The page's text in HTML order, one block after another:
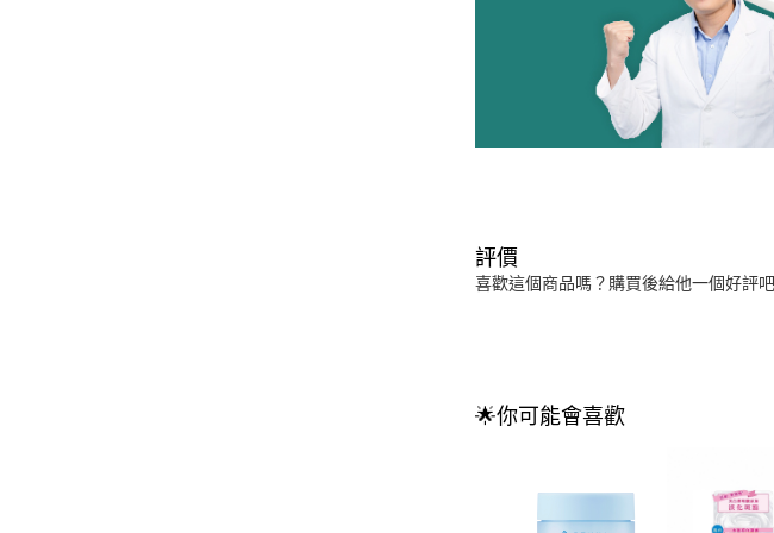
評價
喜歡這個商品嗎？購買後給他一個好評吧
🌟你可能會喜歡